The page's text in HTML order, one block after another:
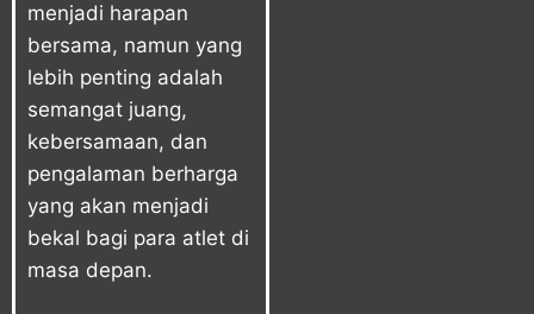
menjadi harapan
bersama, namun yang
lebih penting adalah
semangat juang,
kebersamaan, dan
pengalaman berharga
yang akan menjadi
bekal bagi para atlet di
masa depan.